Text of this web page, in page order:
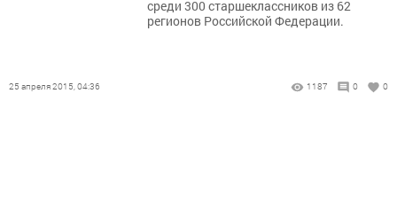
среди 300 старшеклассников из 62
регионов Российской Федерации.
25 апреля 2015, 04:36 1187 0 0